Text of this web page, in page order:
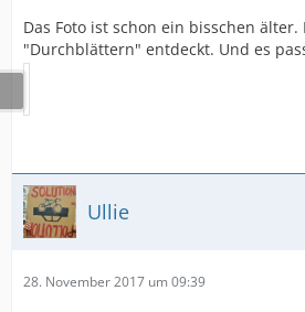
Das Foto ist schon ein bisschen älter.
"Durchblättern" entdeckt. Und es
Ullie
28. November 2017 um 09:39